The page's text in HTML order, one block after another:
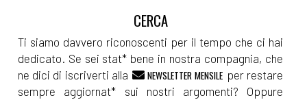
Ti siamo davvero riconoscenti per il tempo che ci hai
dedicato. Se sei stat* bene in nostra compagnia, che
ne dici di iscriverti alla
NEWSLETTER MENSILE per restare
sempre aggiornat* sui nostri argomenti? Oppure